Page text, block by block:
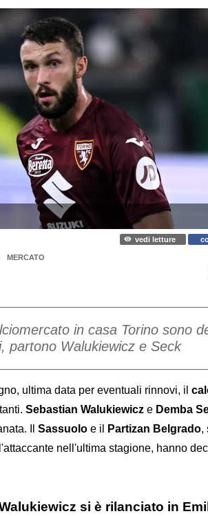
vedi letture
MERCATO
in casa Torino sono
partono Walukiewicz e Seck
ultima data per eventuali rinnovi, il
Sebastian Walukiewicz e Demba
Il Sassuolo e il Partizan Belgrado,
nell'ultima stagione, hanno
si è rilanciato in